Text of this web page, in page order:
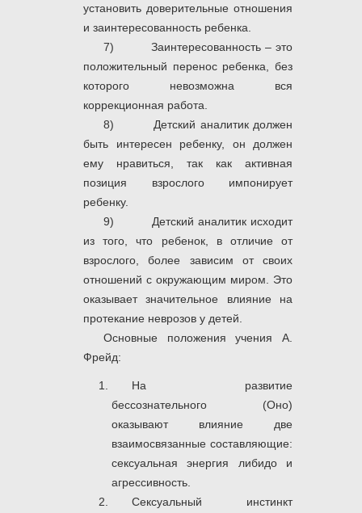
установить доверительные отношения
и заинтересованность ребенка.
7) Заинтересованность – это
положительный перенос ребенка, без
которого невозможна вся
коррекционная работа.
8) Детский аналитик должен
быть интересен ребенку, он должен
ему нравиться, так как активная
позиция взрослого импонирует
ребенку.
9) Детский аналитик исходит
из того, что ребенок, в отличие от
взрослого, более зависим от своих
отношений с окружающим миром. Это
оказывает значительное влияние на
протекание неврозов у детей.
Основные положения учения А.
Фрейд:
На развитие
бессознательного (Оно)
оказывают влияние две
взаимосвязанные составляющие:
сексуальная энергия либидо и
агрессивность.
Сексуальный инстинкт